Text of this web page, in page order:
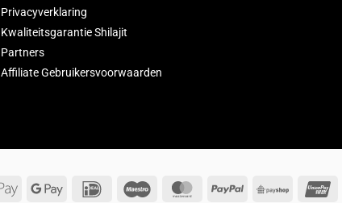
Privacyverklaring
Kwaliteitsgarantie Shilajit
Partners
Affiliate Gebruikersvoorwaarden